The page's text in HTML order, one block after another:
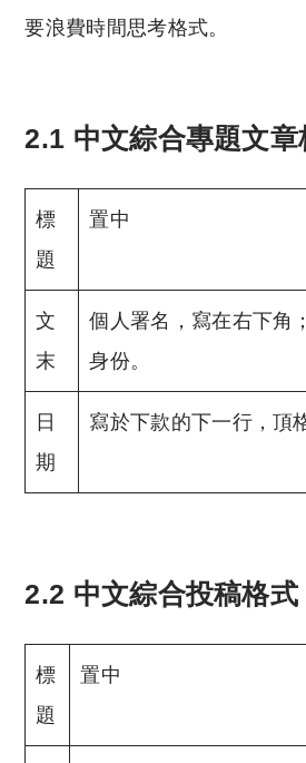
要浪費時間思考格式。
2.1 中文綜合專題文章
標
題
置中
文
末
個人署名，寫在右下角
身份。
日
期
寫於下款的下一行，頂
2.2 中文綜合投稿格式
標
題
置中